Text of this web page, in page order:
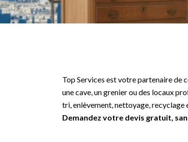
Top Services est votre partenaire de
une cave, un grenier ou des locaux
tri, enlèvement, nettoyage,
Demandez votre devis gratuit,